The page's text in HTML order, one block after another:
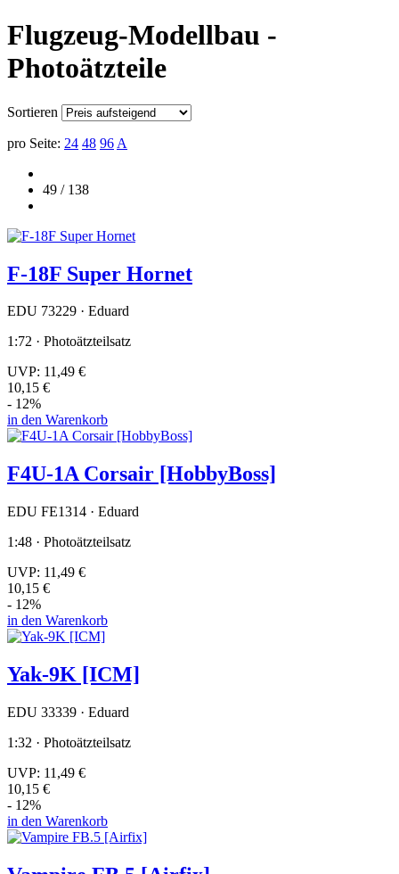
Flugzeug-Modellbau -
Photoätzteile
Sortieren
pro Seite: 24 48 96 A
49 / 138
F-18F Super Hornet
EDU 73229 · Eduard
1:72 · Photoätzteilsatz
UVP: 11,49 €
10,15 €
- 12%
in den Warenkorb
F4U-1A Corsair [HobbyBoss]
EDU FE1314 · Eduard
1:48 · Photoätzteilsatz
UVP: 11,49 €
10,15 €
- 12%
in den Warenkorb
Yak-9K [ICM]
EDU 33339 · Eduard
1:32 · Photoätzteilsatz
UVP: 11,49 €
10,15 €
- 12%
in den Warenkorb